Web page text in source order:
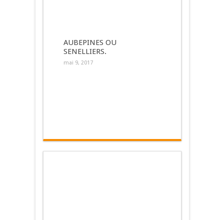
AUBEPINES OU
SENELLIERS.
mai 9, 2017